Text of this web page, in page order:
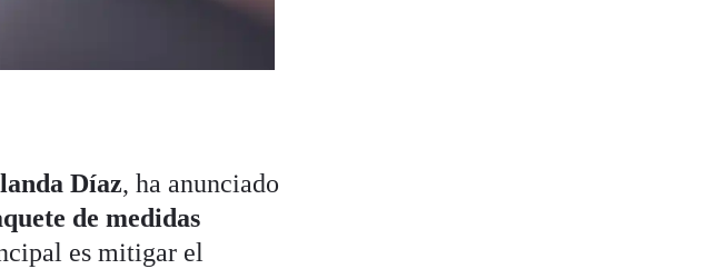
Díaz, ha anunciado
de medidas
es mitigar el